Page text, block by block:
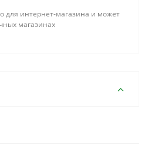
для интернет-магазина и может
магазинах